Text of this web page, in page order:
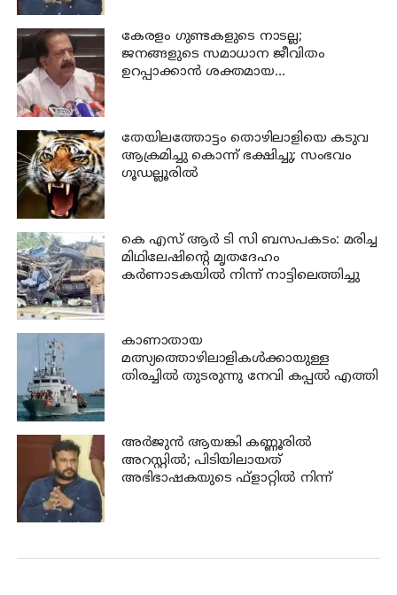
കേരളം ഗുണ്ടകളുടെ നാടല്ല;
ജനങ്ങളുടെ സമാധാന ജീവിതം
ഉറപ്പാക്കാന്‍ ശക്തമായ
തേയിലത്തോട്ടം തൊഴിലാളിയെ കടുവ
ആക്രമിച്ചു കൊന്ന് ഭക്ഷിച്ചു; സംഭവം
ഗൂഡല്ലൂരില്‍
കെ എസ് ആര്‍ ടി സി ബസപകടം: മരിച്ച
മിഥിലേഷിന്റെ മൃതദേഹം
കര്‍ണാടകയില്‍ നിന്ന് നാട്ടിലെത്തിച്ചു
കാണാതായ
മത്സ്യത്തൊഴിലാളികള്‍ക്കായുള്ള
തിരച്ചില്‍ തുടരുന്നു നേവി കപ്പല്‍ എത്തി
അര്‍ജുന്‍ ആയങ്കി കണ്ണൂരില്‍
അറസ്റ്റില്‍; പിടിയിലായത്
അഭിഭാഷകയുടെ ഫ്‌ളാറ്റില്‍ നിന്ന്